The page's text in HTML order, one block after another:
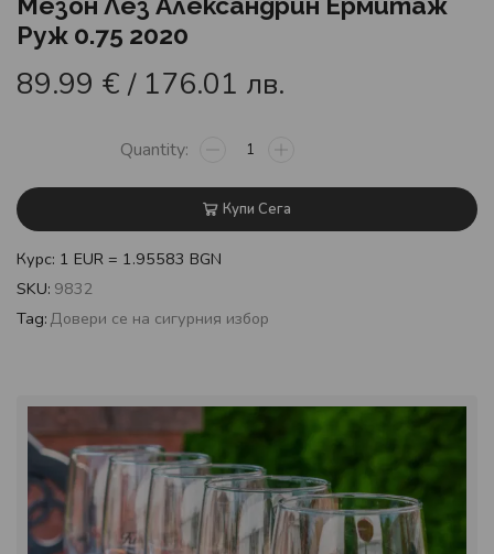
Руж 0.75 2020
89.99 € / 176.01 лв.
Купи Сега
Курс: 1 EUR = 1.95583 BGN
SKU: 9832
Tag: Довери се на сигурния избор